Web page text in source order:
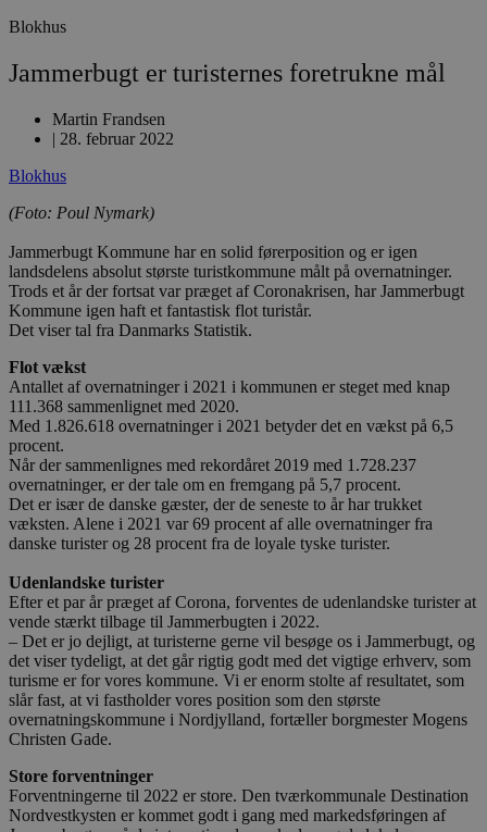
Blokhus
Jammerbugt er turisternes foretrukne mål
Martin Frandsen
| 28. februar 2022
Blokhus
(Foto: Poul Nymark)
Jammerbugt Kommune har en solid førerposition og er igen
landsdelens absolut største turistkommune målt på overnatninger.
Trods et år der fortsat var præget af Coronakrisen, har Jammerbugt
Kommune igen haft et fantastisk flot turistår.
Det viser tal fra Danmarks Statistik.
Flot vækst
Antallet af overnatninger i 2021 i kommunen er steget med knap
111.368 sammenlignet med 2020.
Med 1.826.618 overnatninger i 2021 betyder det en vækst på 6,5
procent.
Når der sammenlignes med rekordåret 2019 med 1.728.237
overnatninger, er der tale om en fremgang på 5,7 procent.
Det er især de danske gæster, der de seneste to år har trukket
væksten. Alene i 2021 var 69 procent af alle overnatninger fra
danske turister og 28 procent fra de loyale tyske turister.
Udenlandske turister
Efter et par år præget af Corona, forventes de udenlandske turister at
vende stærkt tilbage til Jammerbugten i 2022.
– Det er jo dejligt, at turisterne gerne vil besøge os i Jammerbugt, og
det viser tydeligt, at det går rigtig godt med det vigtige erhverv, som
turisme er for vores kommune. Vi er enorm stolte af resultatet, som
slår fast, at vi fastholder vores position som den største
overnatningskommune i Nordjylland, fortæller borgmester Mogens
Christen Gade.
Store forventninger
Forventningerne til 2022 er store. Den tværkommunale Destination
Nordvestkysten er kommet godt i gang med markedsføringen af